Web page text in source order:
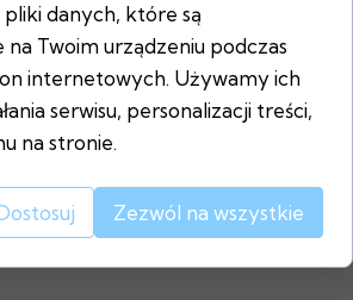
pliki danych, które są
Twoim urządzeniu podczas
internetowych. Używamy ich
serwisu, personalizacji treści,
na stronie.
Zezwól na wszystkie